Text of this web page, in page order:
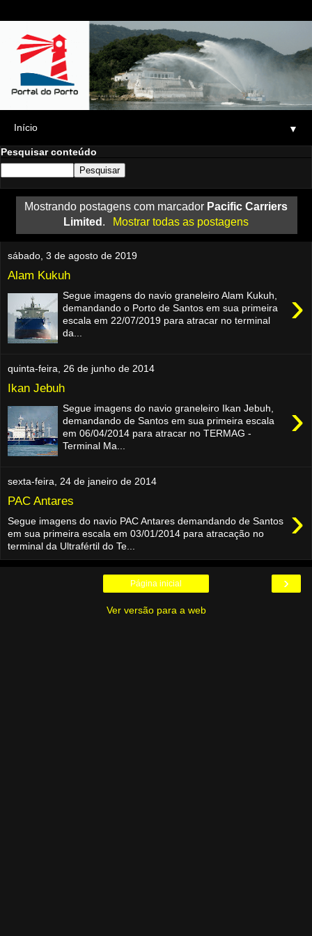
▼
Pesquisar conteúdo
Mostrando postagens com marcador Pacific Carriers
Limited . Mostrar todas as postagens
sábado, 3 de agosto de 2019
Alam Kukuh
›
Segue imagens do navio graneleiro Alam Kukuh,
demandando o Porto de Santos em sua primeira
escala em 22/07/2019 para atracar no terminal
da...
quinta-feira, 26 de junho de 2014
Ikan Jebuh
›
Segue imagens do navio graneleiro Ikan Jebuh,
demandando de Santos em sua primeira escala
em 06/04/2014 para atracar no TERMAG -
Terminal Ma...
sexta-feira, 24 de janeiro de 2014
PAC Antares ›
Segue imagens do navio PAC Antares demandando de Santos
em sua primeira escala em 03/01/2014 para atracação no
terminal da Ultrafértil do Te...
›
Página inicial
Ver versão para a web